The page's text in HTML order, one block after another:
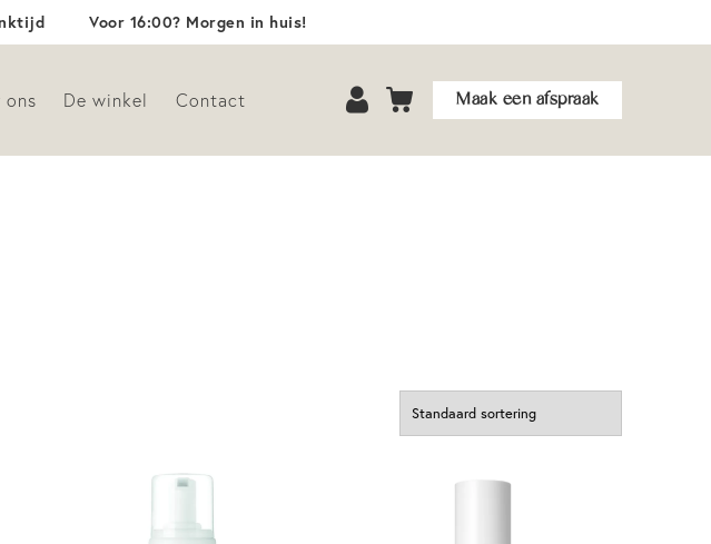
Voor 16:00? Morgen in huis!
ons De winkel Contact Maak een afspraak